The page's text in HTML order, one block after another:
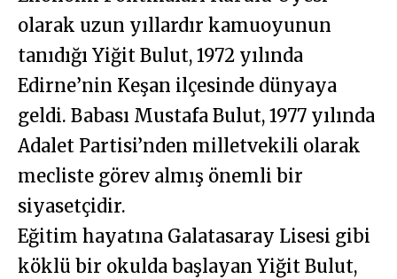
olarak uzun yıllardır kamuoyunun
tanıdığı Yiğit Bulut, 1972 yılında
Edirne’nin Keşan ilçesinde dünyaya
geldi. Babası Mustafa Bulut, 1977 yılında
Adalet Partisi’nden milletvekili olarak
mecliste görev almış önemli bir
siyasetçidir.
Eğitim hayatına Galatasaray Lisesi gibi
köklü bir okulda başlayan Yiğit Bulut,